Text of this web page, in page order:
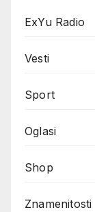
ExYu Radio
Vesti
Sport
Oglasi
Shop
Znamenitosti